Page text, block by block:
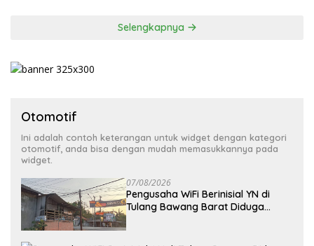
Selengkapnya
Otomotif
Ini adalah contoh keterangan untuk widget dengan kategori
otomotif, anda bisa dengan mudah memasukkannya pada
widget.
07/08/2026
Pengusaha WiFi Berinisial YN di
Tulang Bawang Barat Diduga